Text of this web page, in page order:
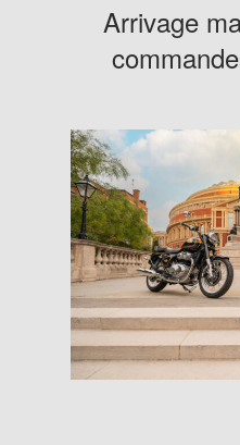
Arrivage